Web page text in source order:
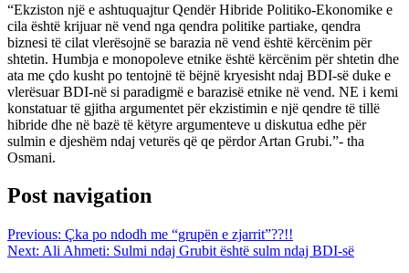
“Ekziston një e ashtuquajtur Qendër Hibride Politiko-Ekonomike e
cila është krijuar në vend nga qendra politike partiake, qendra
biznesi të cilat vlerësojnë se barazia në vend është kërcënim për
shtetin. Humbja e monopoleve etnike është kërcënim për shtetin dhe
ata me çdo kusht po tentojnë të bëjnë kryesisht ndaj BDI-së duke e
vlerësuar BDI-në si paradigmë e barazisë etnike në vend. NE i kemi
konstatuar të gjitha argumentet për ekzistimin e një qendre të tillë
hibride dhe në bazë të këtyre argumenteve u diskutua edhe për
sulmin e djeshëm ndaj veturës që qe përdor Artan Grubi.”- tha
Osmani.
Post navigation
Previous: Çka po ndodh me “grupën e zjarrit”??!!
Next: Ali Ahmeti: Sulmi ndaj Grubit është sulm ndaj BDI-së